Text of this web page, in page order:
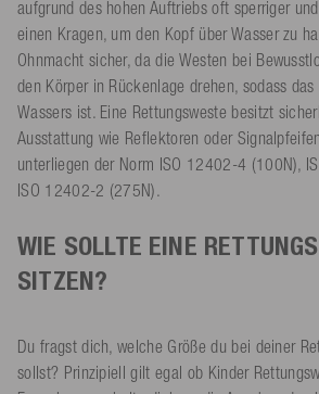
aufgrund des hohen Auftriebs oft sperriger
einen Kragen, um den Kopf über Wasser zu
Ohnmacht sicher, da die Westen bei
den Körper in Rückenlage drehen, sodass
Wassers ist. Eine Rettungsweste besitzt
Ausstattung wie Reflektoren oder
unterliegen der Norm ISO 12402-4 (100N),
ISO 12402-2 (275N).
WIE SOLLTE EINE
SITZEN?
Du fragst dich, welche Größe du bei deiner
sollst? Prinzipiell gilt egal ob Kinder